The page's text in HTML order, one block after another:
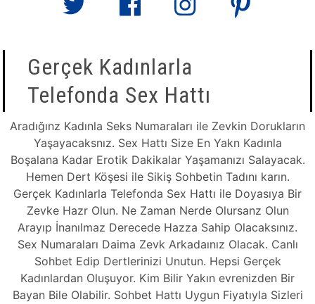
Gerçek Kadınlarla
Telefonda Sex Hattı
Aradığınz Kadınla Seks Numaraları ile Zevkin Dorukların
Yaşayacaksnız. Sex Hattı Size En Yakn Kadınla
Boşalana Kadar Erotik Dakikalar Yaşamanızı Salayacak.
Hemen Dert Köşesi ile Sikiş Sohbetin Tadını karın.
Gerçek Kadınlarla Telefonda Sex Hattı ile Doyasıya Bir
Zevke Hazr Olun. Ne Zaman Nerde Olursanz Olun
Arayıp İnanılmaz Derecede Hazza Sahip Olacaksınız.
Sex Numaraları Daima Zevk Arkadaınız Olacak. Canlı
Sohbet Edip Dertlerinizi Unutun. Hepsi Gerçek
Kadınlardan Oluşuyor. Kim Bilir Yakın evrenizden Bir
Bayan Bile Olabilir. Sohbet Hattı Uygun Fiyatıyla Sizleri